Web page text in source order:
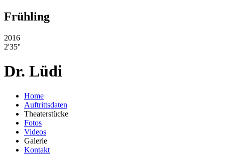
Frühling
2016
2'35''
Dr. Lüdi
Home
Auftrittsdaten
Theaterstücke
Fotos
Videos
Galerie
Kontakt